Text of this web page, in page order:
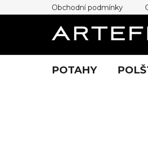
na
Obchodní podmínky
POTAHY